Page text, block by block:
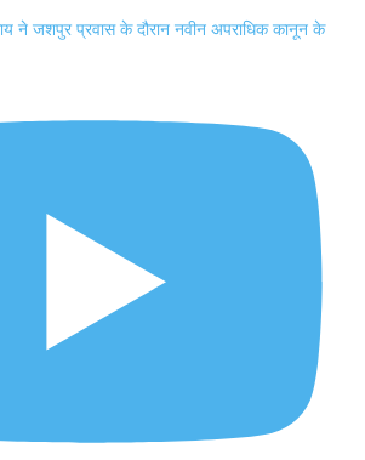
ने जशपुर प्रवास के दौरान नवीन अपराधिक कानून के